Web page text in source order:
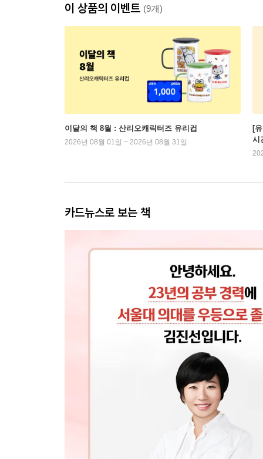
이 상품의 이벤트 (9개)
이달의 책 8월 : 산리오캐릭터즈 유리컵
2026년 08월 01일 ~ 2026년 08월 31일
[
시
카드뉴스로 보는 책